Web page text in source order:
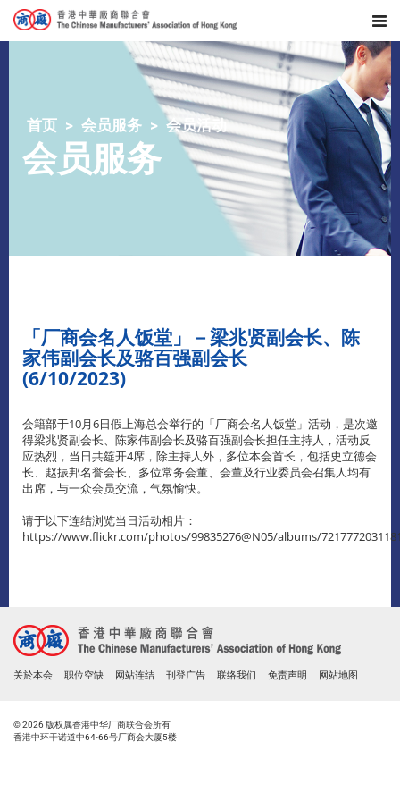
首页 会员服务 会员活动
会员服务
「厂商会名人饭堂」－梁兆贤副会长、陈
家伟副会长及骆百强副会长
(6/10/2023)
会籍部于10月6日假上海总会举行的「厂商会名人饭堂」活动，是次邀
得梁兆贤副会长、陈家伟副会长及骆百强副会长担任主持人，活动反
应热烈，当日共筵开4席，除主持人外，多位本会首长，包括史立德会
长、赵振邦名誉会长、多位常务会董、会董及行业委员会召集人均有
出席，与一众会员交流，气氛愉快。
请于以下连结浏览当日活动相片：
https://www.flickr.com/photos/99835276@N05/albums/
关於本会 职位空缺 网站连结 刊登广告 联络我们 免责声明 网站地图
© 2026 版权属香港中华厂商联合会所有
香港中环干诺道中64-66号厂商会大厦5楼